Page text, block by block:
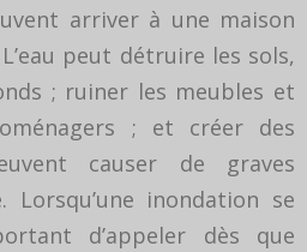
arriver à une maison
peut détruire les sols,
; ruiner les meubles et
; et créer des
causer de graves
Lorsqu’une inondation se
d’appeler dès que